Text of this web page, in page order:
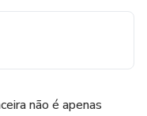
não é apenas